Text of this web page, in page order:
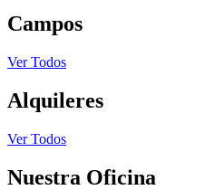
Campos
Ver Todos
Alquileres
Ver Todos
Nuestra Oficina